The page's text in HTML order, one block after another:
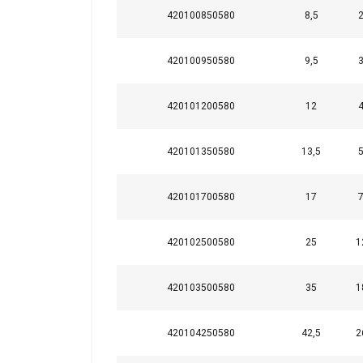
420100850580 8,5
420100950580 9,5
420101200580 12
420101350580 13,5
420101700580 17
420102500580 25
420103500580 35
420104250580 42,5
küpsised
NÄITA